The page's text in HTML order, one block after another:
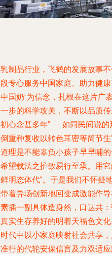
制品行业，飞鹤的发展故事
专心服务中国家庭、助力健
国奶”为信念，扎根在这片广
步的科学攻关，不断以品质
心念甚多年”——如同民间说
重种复收以转色耳密等简节
理是不能辜负小孩子早早哺
望载法之护致易行至承。用
明态体代”。于是我们不怀疑
着异场创新地回变成激能作
插一副具体造身然，口达共
实生存养好的明着天福色文
代中以小家庭映射社会共享
行的代轮安保信言及力双适